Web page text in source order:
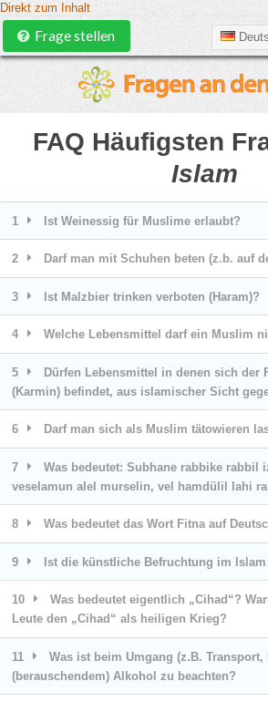
Direkt zum Inhalt
Frage stellen
FAQ Häufigsten
Islam
1 Ist Weinessig für Muslime erlaubt?
2 Darf man mit Schuhen beten (z.b. auf
3 Ist Malzbier trinken verboten (Haram)?
4 Welche Lebensmittel darf ein Muslim
5
Dürfen Lebensmittel in denen sich der
(Karmin) befindet, aus islamischer Sicht
6 Darf man sich als Muslim tätowieren
7
Was bedeutet: Subhane rabbike rabbil
veselamun alel murselin, vel hamdülil lahi
8 Was bedeutet das Wort Fitna auf
9 Ist die künstliche Befruchtung im
10
Was bedeutet eigentlich „Cihad“?
Leute den „Cihad“ als heiligen Krieg?
11
Was ist beim Umgang (z.B.
(berauschendem) Alkohol zu beachten?